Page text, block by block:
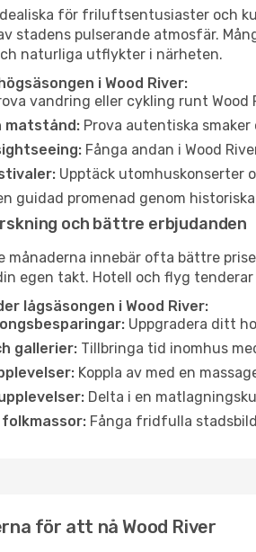
för friluftsentusiaster och
stadens pulserande atmosfär.
naturliga utflykter i närheten.
i Wood River:
vandring eller cykling runt
matstånd: Prova autentiska
Fånga andan i Wood
Upptäck utomhuskonserter
guidad promenad genom
och bättre erbjudanden
månaderna innebär ofta bättre
egen takt. Hotell och flyg
lågsäsongen i Wood River:
Uppgradera ditt
gallerier: Tillbringa tid inomhus
Koppla av med en
Delta i en
Fånga fridfulla
för att nå Wood River